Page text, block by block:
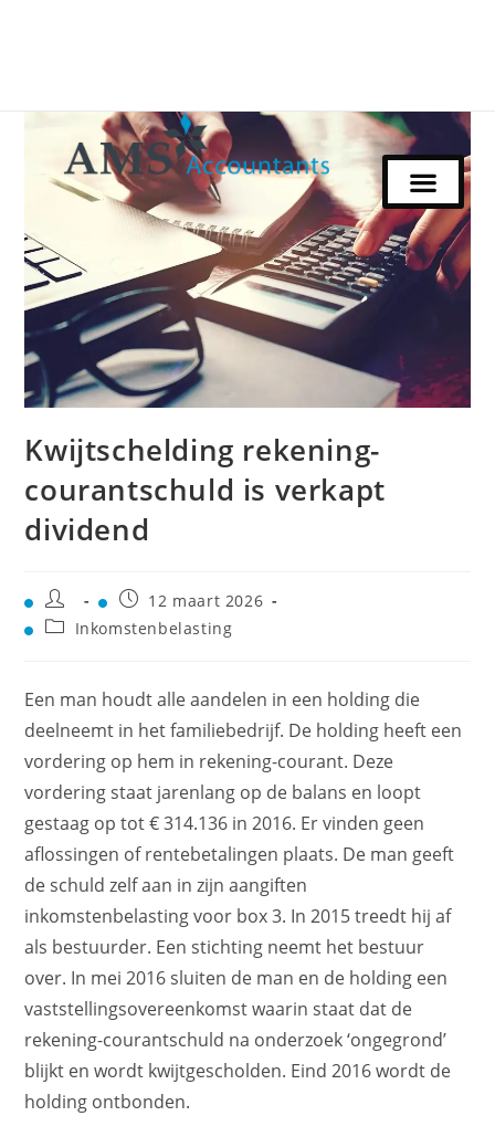
Kwijtschelding rekening-
courantschuld is verkapt
dividend
12 maart 2026
Inkomstenbelasting
Een man houdt alle aandelen in een holding die
deelneemt in het familiebedrijf. De holding heeft een
vordering op hem in rekening-courant. Deze
vordering staat jarenlang op de balans en loopt
gestaag op tot € 314.136 in 2016. Er vinden geen
aflossingen of rentebetalingen plaats. De man geeft
de schuld zelf aan in zijn aangiften
inkomstenbelasting voor box 3. In 2015 treedt hij af
als bestuurder. Een stichting neemt het bestuur
over. In mei 2016 sluiten de man en de holding een
vaststellingsovereenkomst waarin staat dat de
rekening-courantschuld na onderzoek ‘ongegrond’
blijkt en wordt kwijtgescholden. Eind 2016 wordt de
holding ontbonden.